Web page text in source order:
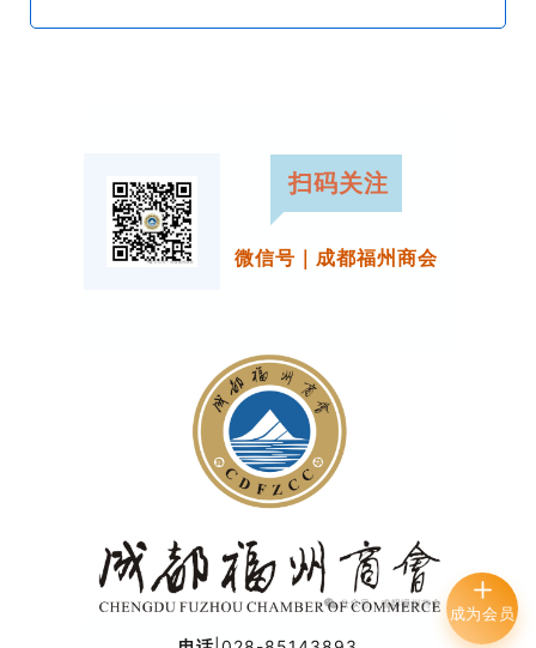
扫码关注
微信号｜成都福州商会
成为会员